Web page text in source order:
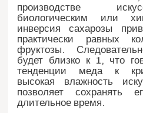
производстве
биологическим или
инверсия сахарозы
практически равных
фруктозы.
будет близко к 1, что
тенденции меда к
высокая влажность
позволяет
длительное время.